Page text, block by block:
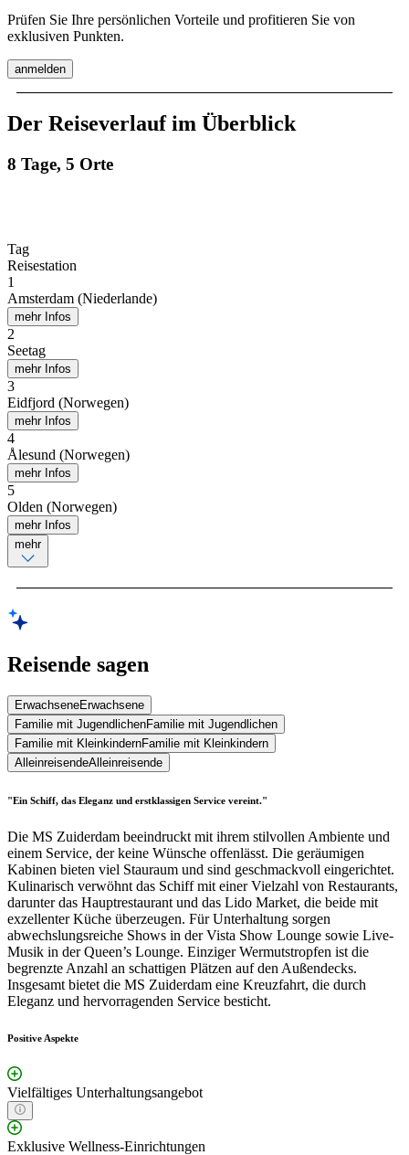
Prüfen Sie Ihre persönlichen Vorteile und profitieren Sie von
exklusiven Punkten.
anmelden
Der Reiseverlauf im Überblick
8 Tage, 5 Orte
Tag
Reisestation
1
Amsterdam (Niederlande)
mehr Infos
2
Seetag
mehr Infos
3
Eidfjord (Norwegen)
mehr Infos
4
Ålesund (Norwegen)
mehr Infos
5
Olden (Norwegen)
mehr Infos
mehr
Reisende sagen
ErwachseneErwachsene
Familie mit JugendlichenFamilie mit Jugendlichen
Familie mit KleinkindernFamilie mit Kleinkindern
AlleinreisendeAlleinreisende
"Ein Schiff, das Eleganz und erstklassigen Service vereint."
Die MS Zuiderdam beeindruckt mit ihrem stilvollen Ambiente und
einem Service, der keine Wünsche offenlässt. Die geräumigen
Kabinen bieten viel Stauraum und sind geschmackvoll eingerichtet.
Kulinarisch verwöhnt das Schiff mit einer Vielzahl von Restaurants,
darunter das Hauptrestaurant und das Lido Market, die beide mit
exzellenter Küche überzeugen. Für Unterhaltung sorgen
abwechslungsreiche Shows in der Vista Show Lounge sowie Live-
Musik in der Queen’s Lounge. Einziger Wermutstropfen ist die
begrenzte Anzahl an schattigen Plätzen auf den Außendecks.
Insgesamt bietet die MS Zuiderdam eine Kreuzfahrt, die durch
Eleganz und hervorragenden Service besticht.
Positive Aspekte
Vielfältiges Unterhaltungsangebot
Exklusive Wellness-Einrichtungen